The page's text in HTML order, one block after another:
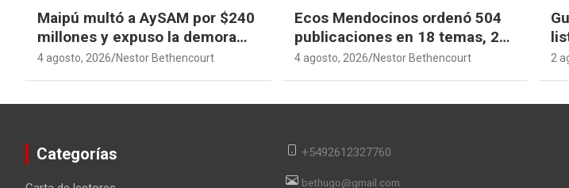
Maipú multó a AySAM por $240
millones y expuso la demora
cloacal en Guaymallén
4 agosto, 2026 Nestor Bethencourt
Ecos Mendocinos ordenó 504
publicaciones en 18 temas, 27
sagas y 14 índices para
4 agosto, 2026 Nestor Bethencourt 2
Categorías +5492612327760
bethugo@gmail.com